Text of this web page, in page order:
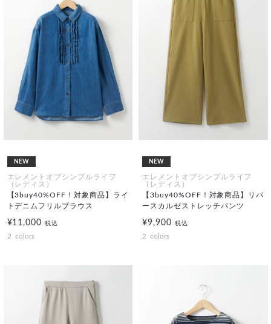
NEW
エレメントオブシンプルライフ
（レディス）
【3buy40%OFF！対象商品】ライ
トデニムフリルブラウス
¥11,000税込
2 colors
NEW
エレメントオブシンプルライフ
（レディス）
【3buy40%OFF！対象商品】リバ
ースカルゼストレッチパンツ
¥9,900 税込
2 colors